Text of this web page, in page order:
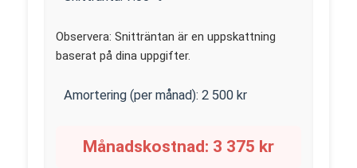
Observera: Snitträntan är en uppskattning
baserat på dina uppgifter.
Amortering (per månad): 2 500 kr
Månadskostnad: 3 375 kr